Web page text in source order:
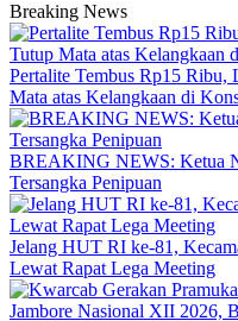
Breaking News
‎Pertalite Tembus Rp15 Ribu,
Mata atas Kelangkaan di
BREAKING NEWS: Ketua
Tersangka Penipuan
‎Jelang HUT RI ke-81,
Lewat Rapat Lega Meeting